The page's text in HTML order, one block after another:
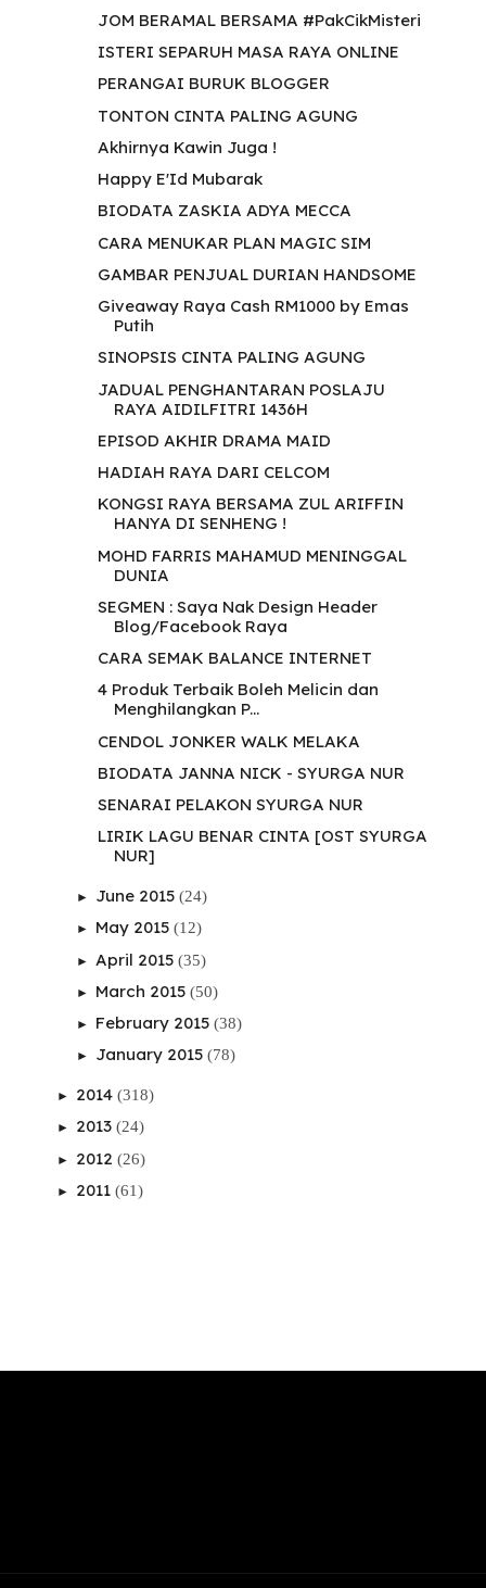
JOM BERAMAL BERSAMA #PakCikMisteri
ISTERI SEPARUH MASA RAYA ONLINE
PERANGAI BURUK BLOGGER
TONTON CINTA PALING AGUNG
Akhirnya Kawin Juga !
Happy E'Id Mubarak
BIODATA ZASKIA ADYA MECCA
CARA MENUKAR PLAN MAGIC SIM
GAMBAR PENJUAL DURIAN HANDSOME
Giveaway Raya Cash RM1000 by Emas
Putih
SINOPSIS CINTA PALING AGUNG
JADUAL PENGHANTARAN POSLAJU
RAYA AIDILFITRI 1436H
EPISOD AKHIR DRAMA MAID
HADIAH RAYA DARI CELCOM
KONGSI RAYA BERSAMA ZUL ARIFFIN
HANYA DI SENHENG !
MOHD FARRIS MAHAMUD MENINGGAL
DUNIA
SEGMEN : Saya Nak Design Header
Blog/Facebook Raya
CARA SEMAK BALANCE INTERNET
4 Produk Terbaik Boleh Melicin dan
Menghilangkan P...
CENDOL JONKER WALK MELAKA
BIODATA JANNA NICK - SYURGA NUR
SENARAI PELAKON SYURGA NUR
LIRIK LAGU BENAR CINTA [OST SYURGA
NUR]
► June 2015 (24)
► May 2015 (12)
► April 2015 (35)
► March 2015 (50)
► February 2015 (38)
► January 2015 (78)
► 2014 (318)
► 2013 (24)
► 2012 (26)
► 2011 (61)